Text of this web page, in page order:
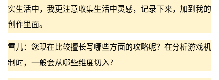
实生活中，我更注意收集生活中灵感，记录下来，加到我的
创作里面。
雪儿：您现在比较擅长写哪些方面的攻略呢？在分析游戏机
制时，一般会从哪些维度切入？